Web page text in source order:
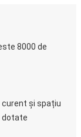
8000 de
curent și spațiu
dotate